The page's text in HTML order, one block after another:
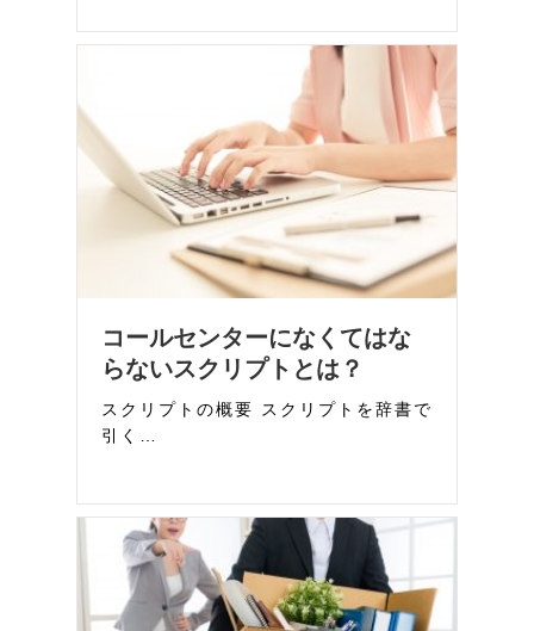
コールセンターになくてはな
らないスクリプトとは？
スクリプトの概要 スクリプトを辞書で
引く…